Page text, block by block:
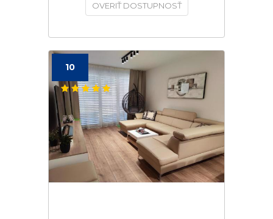
OVERIŤ DOSTUPNOSŤ
10